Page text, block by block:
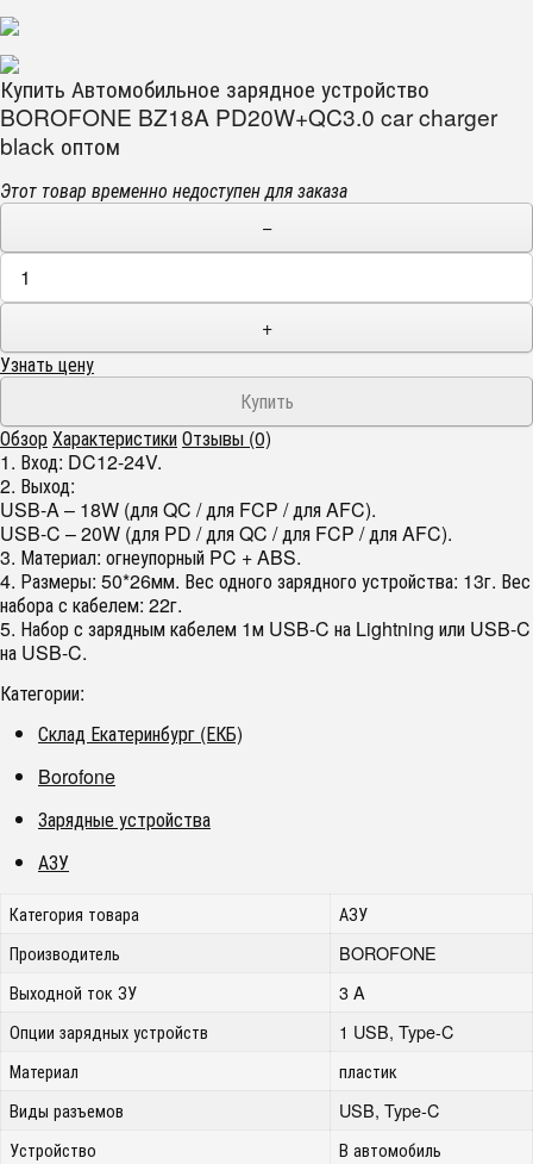
Купить Автомобильное зарядное устройство
BOROFONE BZ18A PD20W+QC3.0 car charger
black оптом
Этот товар временно недоступен для заказа
−
+
Узнать цену
ОбзорХарактеристикиОтзывы (0)
1. Вход: DC12-24V.
2. Выход:
USB-A – 18W (для QC / для FCP / для AFC).
USB-C – 20W (для PD / для QC / для FCP / для AFC).
3. Материал: огнеупорный PC + ABS.
4. Размеры: 50*26мм. Вес одного зарядного устройства: 13г. Вес
набора с кабелем: 22г.
5. Набор с зарядным кабелем 1м USB-C на Lightning или USB-C
на USB-C.
Категории:
Склад Екатеринбург (ЕКБ)
Borofone
Зарядные устройства
АЗУ
Категория товара
АЗУ
Производитель
BOROFONE
Выходной ток ЗУ
3 A
Опции зарядных устройств
1 USB, Type-C
Материал
пластик
Виды разъемов
USB, Type-C
Устройство
В автомобиль